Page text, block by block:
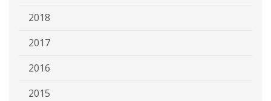
2018
2017
2016
2015